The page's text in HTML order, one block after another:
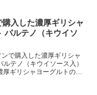
配布」の真相と、新店舗記
など最新入手方法を解
購入した濃厚ギリシャ
パルテノ（キウイソ
で購入した濃厚ギリシャ
ルテノ（キウイソース入）
厚ギリシャヨーグルトの中